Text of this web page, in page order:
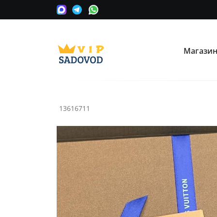
О нас
Информация
Условия покупки
Как сделать заказ
Рассчитать доставку
Доставка и возврат
Магазин
13616711